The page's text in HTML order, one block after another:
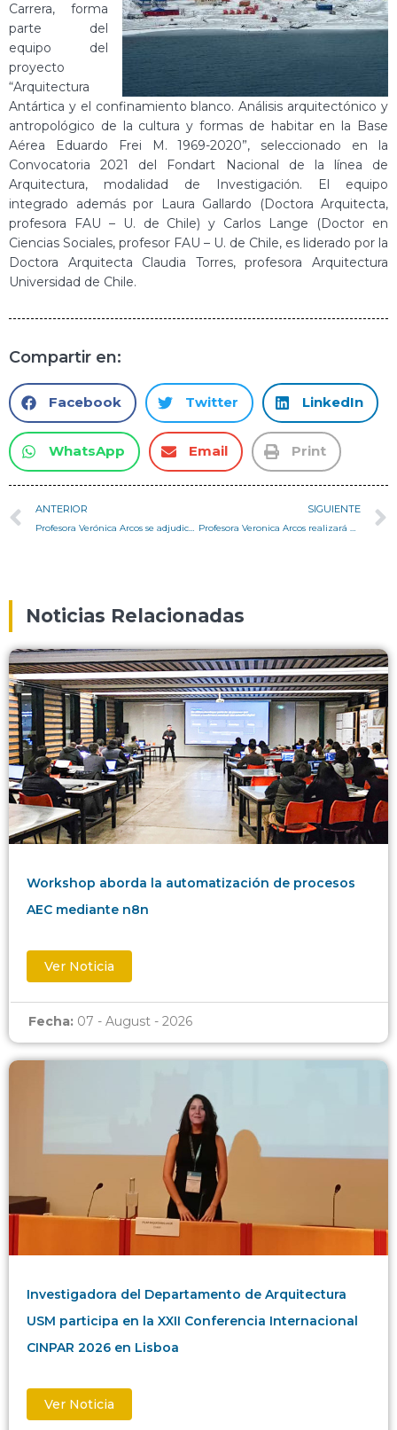
Carrera, forma
parte del
equipo del
proyecto
“Arquitectura
Antártica y el confinamiento blanco. Análisis arquitectónico y
antropológico de la cultura y formas de habitar en la Base
Aérea Eduardo Frei M. 1969-2020”, seleccionado en la
Convocatoria 2021 del Fondart Nacional de la línea de
Arquitectura, modalidad de Investigación. El equipo
integrado además por Laura Gallardo (Doctora Arquitecta,
profesora FAU – U. de Chile) y Carlos Lange (Doctor en
Ciencias Sociales, profesor FAU – U. de Chile, es liderado por la
Doctora Arquitecta Claudia Torres, profesora Arquitectura
Universidad de Chile.
Compartir en:
Facebook Twitter LinkedIn
WhatsApp Email Print
ANTERIOR SIGUIENTE
Noticias Relacionadas
Workshop aborda la automatización de procesos
AEC mediante n8n
Ver Noticia
Fecha: 07 - August - 2026
Investigadora del Departamento de Arquitectura
USM participa en la XXII Conferencia Internacional
CINPAR 2026 en Lisboa
Ver Noticia